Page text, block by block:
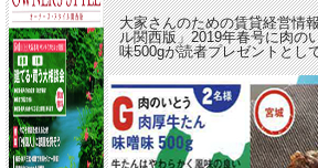
大家さんのための賃貸経営情
ル関西版」2019年春号に肉の
味500gが読者プレゼントとし